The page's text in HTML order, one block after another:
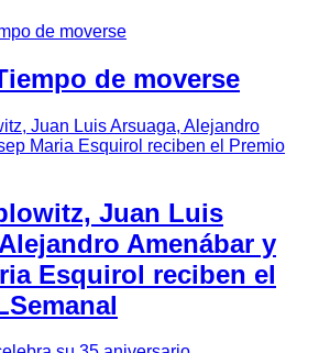
de moverse
Juan Luis
Amenábar y
Esquirol reciben el